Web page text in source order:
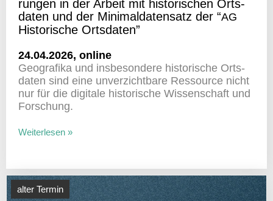
rungen in der Arbeit mit histo­ri­schen Orts­
daten und der Mini­mal­da­ten­satz der “AG
Histo­ri­sche Ortsdaten”
24.04.2026, online
Geogra­fika und insbe­son­dere histo­ri­sche Orts­
daten sind eine unver­zicht­bare Ressource nicht
nur für die digi­tale histo­ri­sche Wissen­schaft und
Forschung.
Weiterlesen »
alter Termin